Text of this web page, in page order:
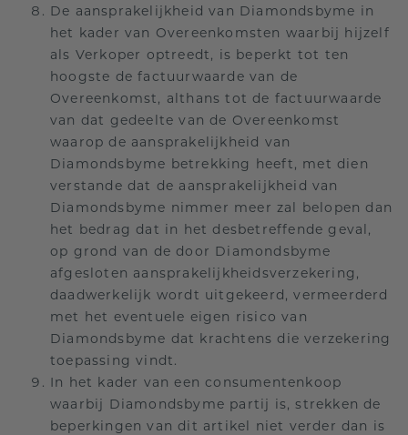
De aansprakelijkheid van Diamondsbyme in
het kader van Overeenkomsten waarbij hijzelf
als Verkoper optreedt, is beperkt tot ten
hoogste de factuurwaarde van de
Overeenkomst, althans tot de factuurwaarde
van dat gedeelte van de Overeenkomst
waarop de aansprakelijkheid van
Diamondsbyme betrekking heeft, met dien
verstande dat de aansprakelijkheid van
Diamondsbyme nimmer meer zal belopen dan
het bedrag dat in het desbetreffende geval,
op grond van de door Diamondsbyme
afgesloten aansprakelijkheidsverzekering,
daadwerkelijk wordt uitgekeerd, vermeerderd
met het eventuele eigen risico van
Diamondsbyme dat krachtens die verzekering
toepassing vindt.
In het kader van een consumentenkoop
waarbij Diamondsbyme partij is, strekken de
beperkingen van dit artikel niet verder dan is